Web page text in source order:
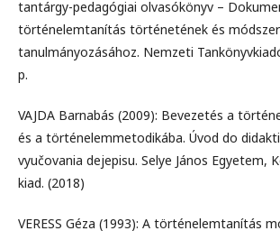
tantárgy-pedagógiai olvasókönyv –
történelemtanítás történetének és
tanulmányozásához. Nemzeti
p.
VAJDA Barnabás (2009): Bevezetés a
és a történelemmetodikába. Úvod do
vyučovania dejepisu. Selye János Egyetem,
kiad. (2018)
VERESS Géza (1993): A történelemtanítás